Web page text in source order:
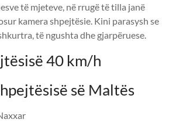
të mjeteve, në rrugë të tilla janë
kamera shpejtësie. Kini parasysh se
të ngushta dhe gjarpëruese.
40 km/h
së Maltës